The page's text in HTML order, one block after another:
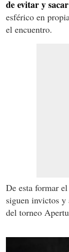
de evitar y
esférico en
el encuentro.
De esta formar
siguen invictos y
del torneo